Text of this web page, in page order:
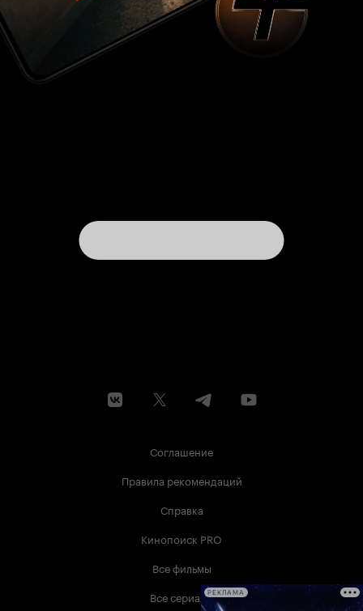
Соглашение
Правила рекомендаций
Справка
Кинопоиск PRO
Все фильмы
Все сериалыРЕКЛАМА